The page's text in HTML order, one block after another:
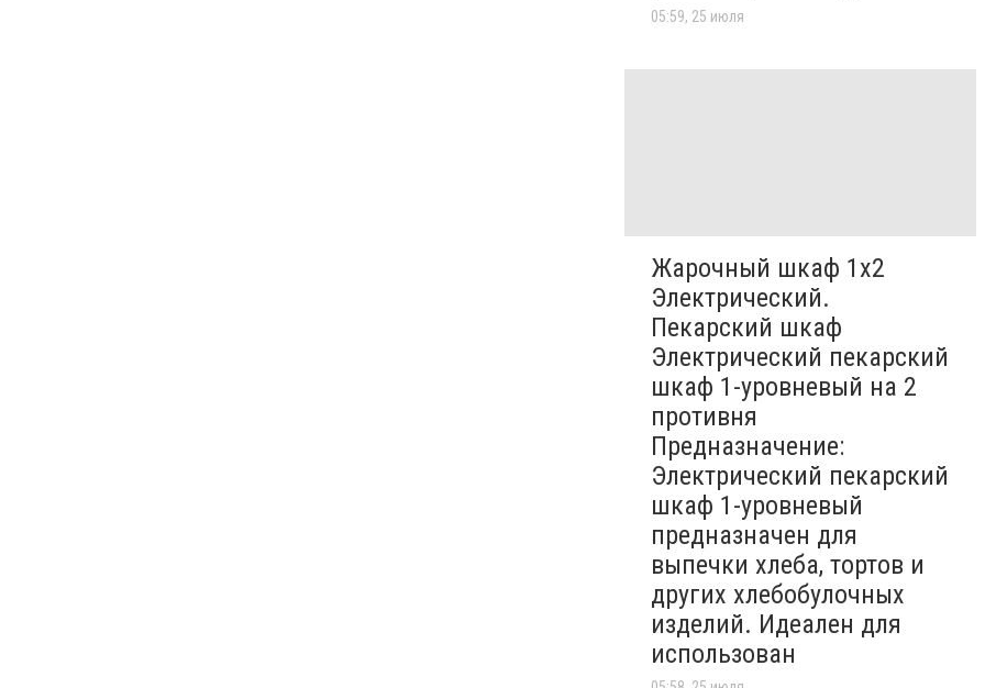
05:59, 25 июля
Жарочный шкаф 1х2
Электрический.
Пекарский шкаф
Электрический пекарский
шкаф 1-уровневый на 2
противня
Предназначение:
Электрический пекарский
шкаф 1-уровневый
предназначен для
выпечки хлеба, тортов и
других хлебобулочных
изделий. Идеален для
использован